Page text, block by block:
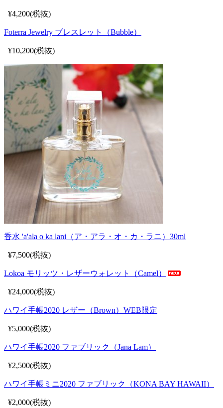
¥4,200(税抜)
Foterra Jewelry ブレスレット（Bubble）
¥10,200(税抜)
香水 'a'ala o ka lani（ア・アラ・オ・カ・ラニ）30ml
¥7,500(税抜)
Lokoa モリッツ・レザーウォレット（Camel）
¥24,000(税抜)
ハワイ手帳2020 レザー（Brown）WEB限定
¥5,000(税抜)
ハワイ手帳2020 ファブリック（Jana Lam）
¥2,500(税抜)
ハワイ手帳ミニ2020 ファブリック（KONA BAY HAWAII）
¥2,000(税抜)